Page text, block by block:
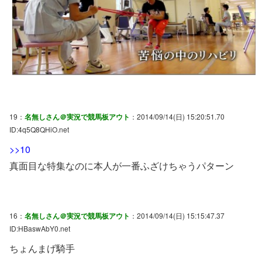
19： 名無しさん＠実況で競馬板アウト ：2014/09/14(日) 15:20:51.70
ID:4q5Q8QHiO.net
>>10
真面目な特集なのに本人が一番ふざけちゃうパターン
16： 名無しさん＠実況で競馬板アウト ：2014/09/14(日) 15:15:47.37
ID:HBaswAbY0.net
ちょんまげ騎手